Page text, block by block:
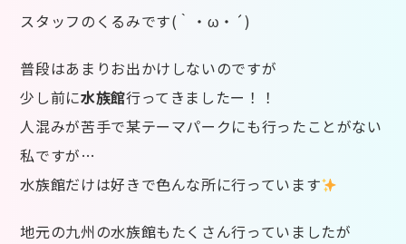
スタッフのくるみです(｀・ω・´)
普段はあまりお出かけしないのですが
少し前に水族館行ってきましたー！！
人混みが苦手で某テーマパークにも行ったことがない
私ですが…
水族館だけは好きで色んな所に行っています
地元の九州の水族館もたくさん行っていましたが